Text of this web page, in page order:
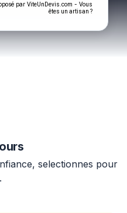
par ViteUnDevis.com - Vous
êtes un artisan ?
selectionnes pour